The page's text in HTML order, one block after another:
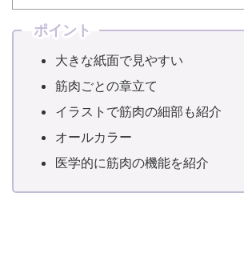
ポイント
大きな紙面で見やすい
筋肉ごとの章立て
イラストで筋肉の細部も紹介
オールカラー
医学的に筋肉の機能を紹介